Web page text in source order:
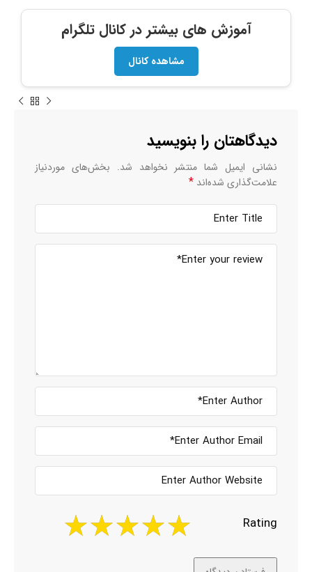
آموزش های بیشتر در کانال تلگرام
مشاهده کانال
دیدگاهتان را بنویسید
نشانی ایمیل شما منتشر نخواهد شد. بخش‌های موردنیاز
علامت‌گذاری شده‌اند *
Rating